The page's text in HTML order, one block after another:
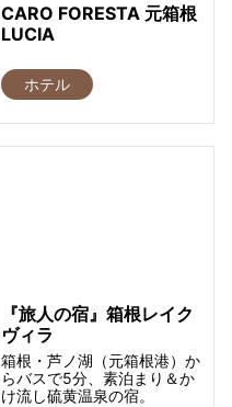
CARO FORESTA 元箱根
LUCIA
ホテル
『旅人の宿』箱根レイク
ヴィラ
箱根・芦ノ湖（元箱根港）か
らバスで5分、素泊まり＆か
け流し硫黄温泉の宿。